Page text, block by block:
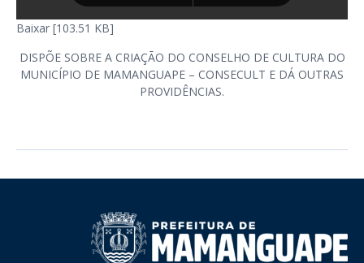
Baixar [103.51 KB]
DISPÕE SOBRE A CRIAÇÃO DO CONSELHO DE CULTURA DO
MUNICÍPIO DE MAMANGUAPE – CONSECULT E DÁ OUTRAS
PROVIDÊNCIAS.